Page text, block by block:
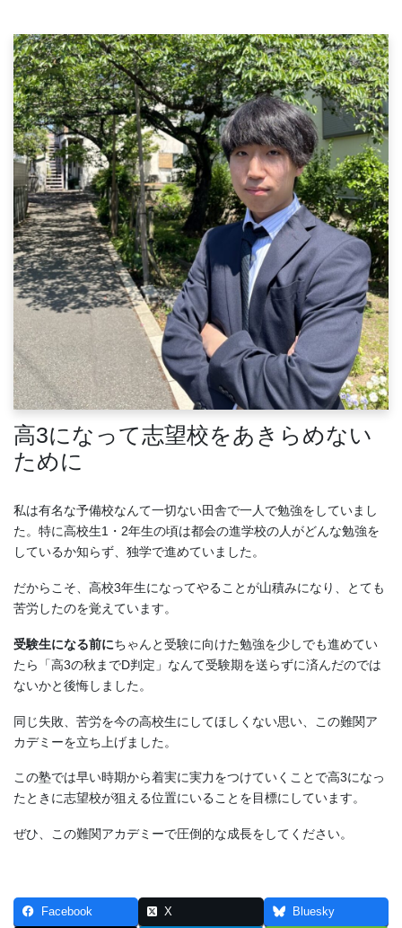
高3になって志望校をあきらめない
ために
私は有名な予備校なんて一切ない田舎で一人で勉強をしていまし
た。特に高校生1・2年生の頃は都会の進学校の人がどんな勉強を
しているか知らず、独学で進めていました。
だからこそ、高校3年生になってやることが山積みになり、とても
苦労したのを覚えています。
受験生になる前にちゃんと受験に向けた勉強を少しでも進めてい
たら「高3の秋までD判定」なんて受験期を送らずに済んだのでは
ないかと後悔しました。
同じ失敗、苦労を今の高校生にしてほしくない思い、この難関ア
カデミーを立ち上げました。
この塾では早い時期から着実に実力をつけていくことで高3になっ
たときに志望校が狙える位置にいることを目標にしています。
ぜひ、この難関アカデミーで圧倒的な成長をしてください。
Facebook X Bluesky